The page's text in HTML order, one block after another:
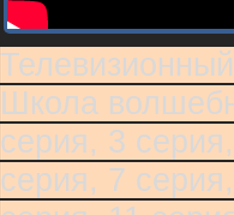
Школа
серия, 3
серия, 7